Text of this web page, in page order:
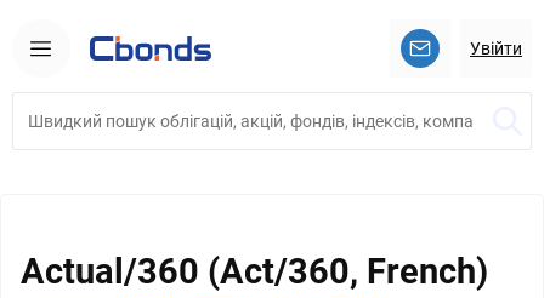
Увійти
Actual/360 (Act/360, French)